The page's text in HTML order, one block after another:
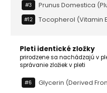
#3 Prunus Domestica
#12 Tocopherol (vitamin
Pleti identické zložky
prirodzene sa nachádzajú v
správanie zložiek v pleti
#6 Glycerin (derived